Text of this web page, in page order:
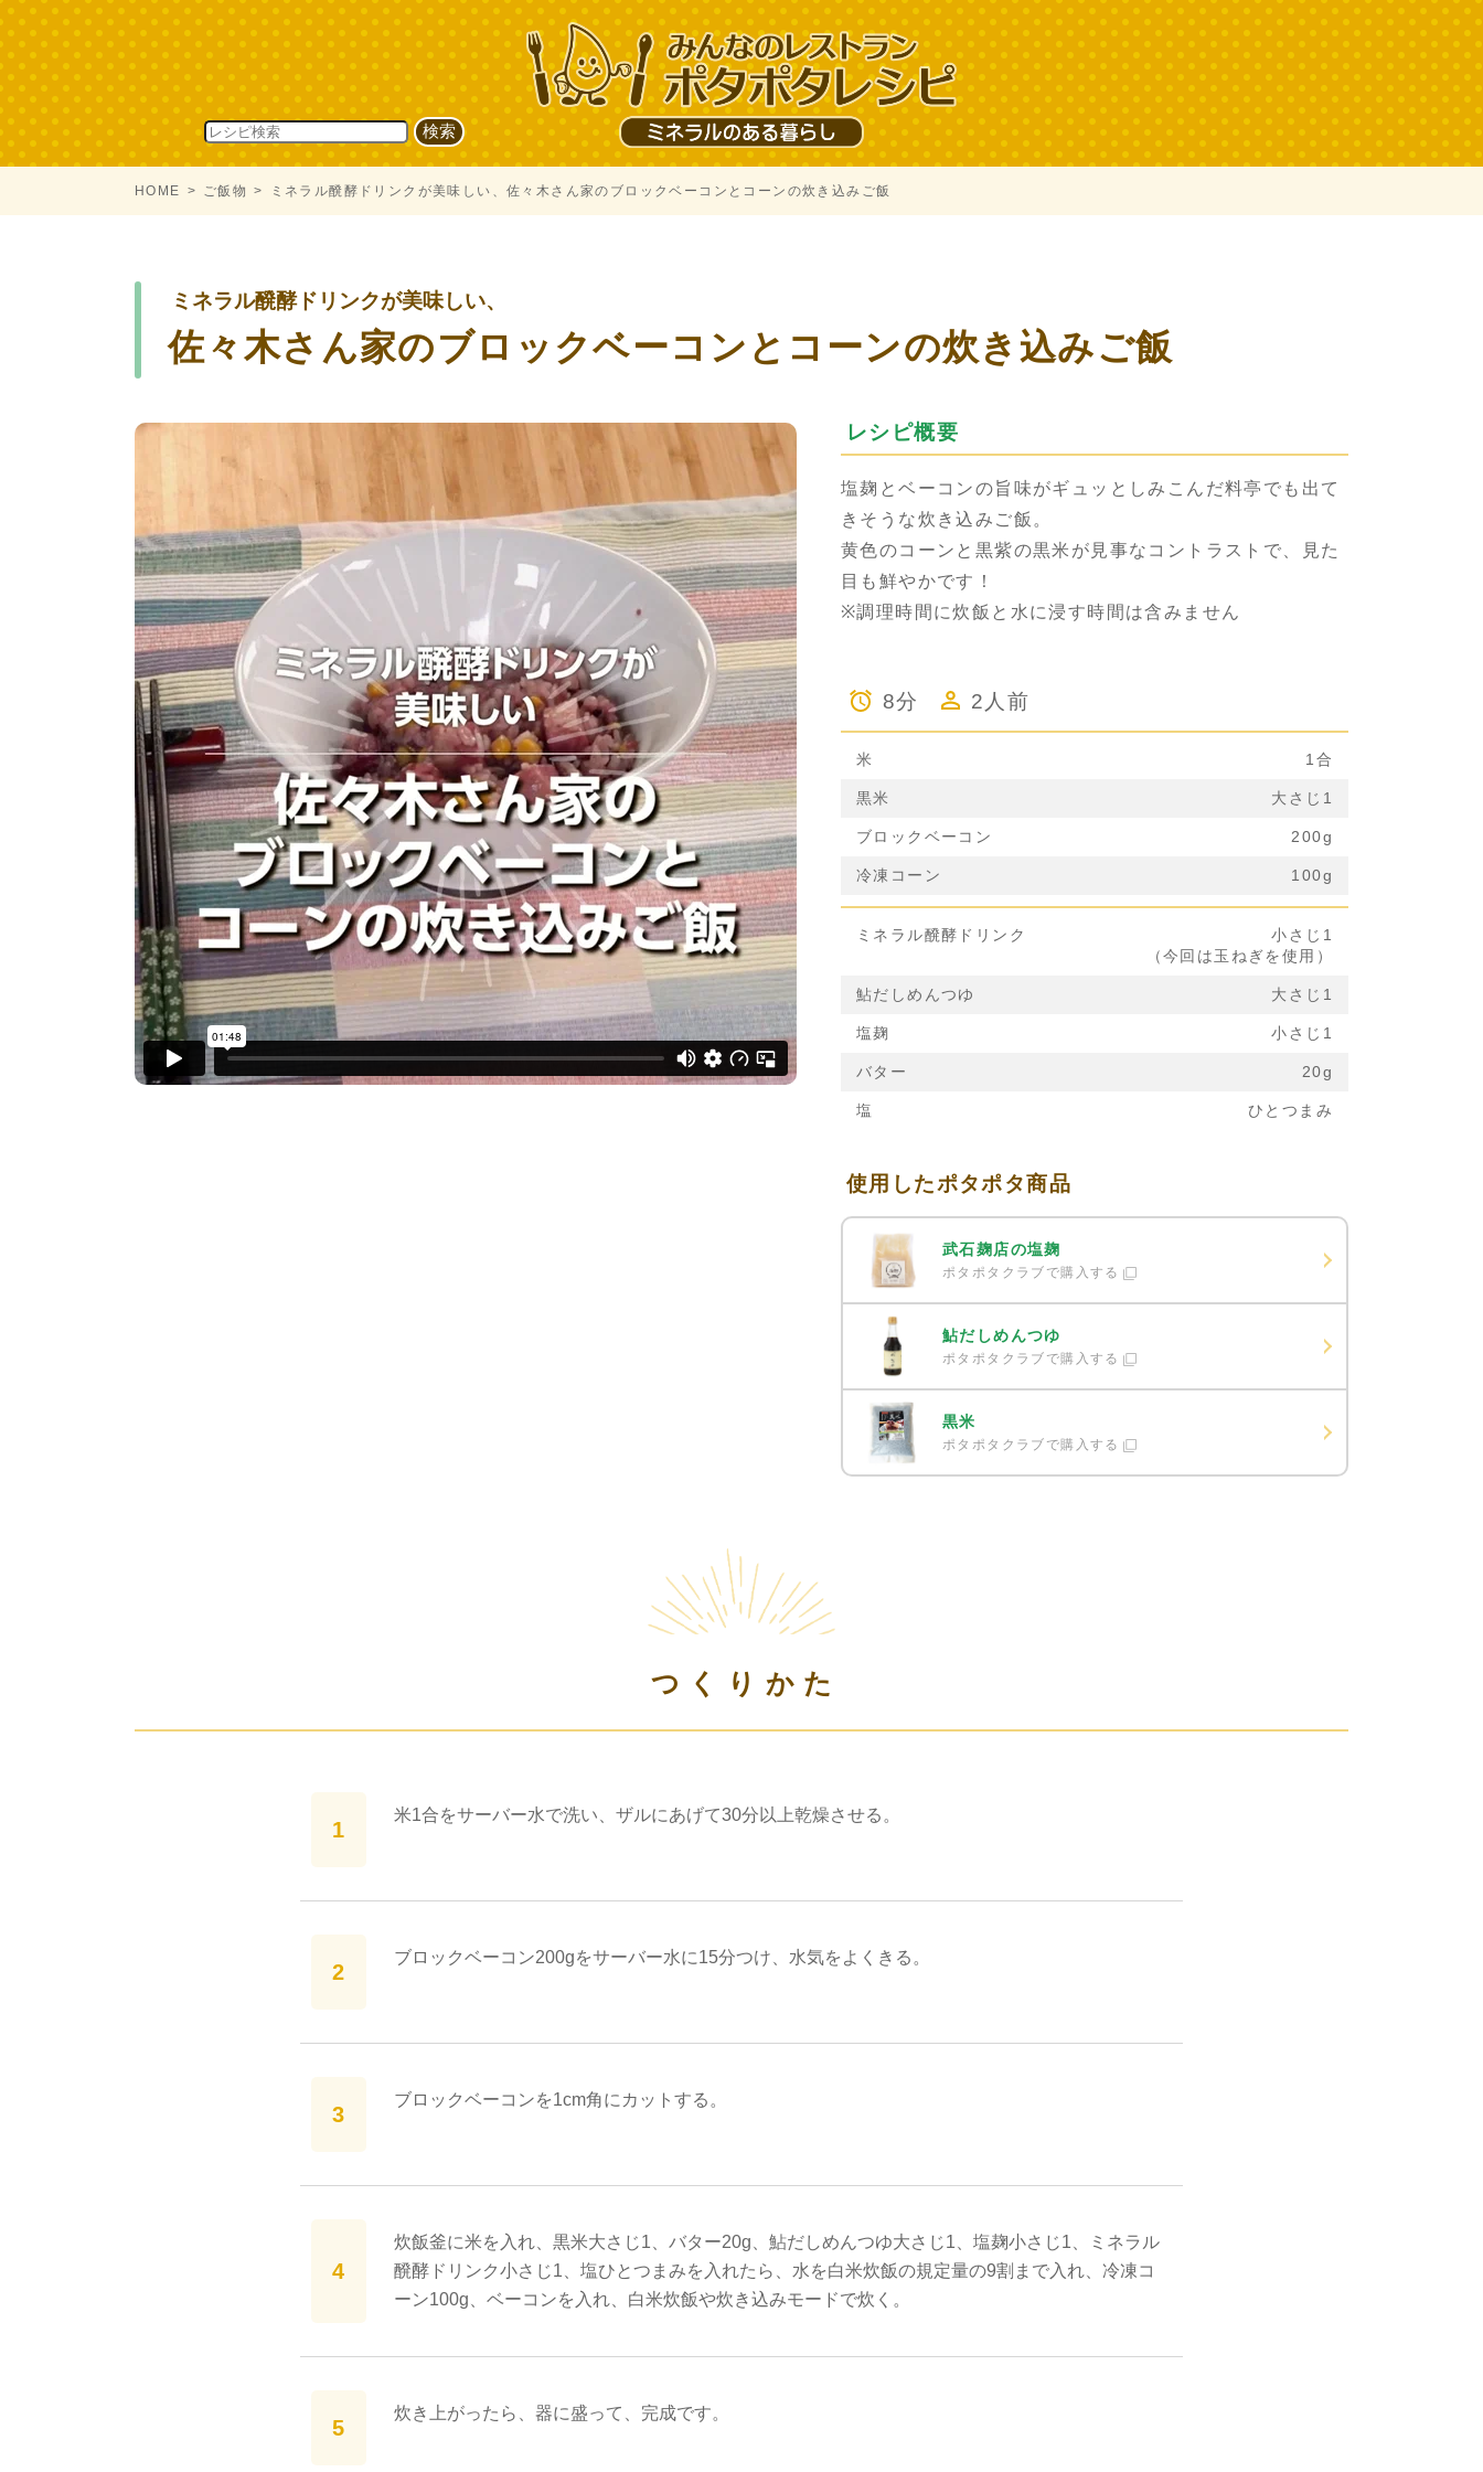
HOME ご飯物 ミネラル醗酵ドリンクが美味しい、佐々木さん家のブロックベーコンとコーンの炊き込みご飯
ミネラル醗酵ドリンクが美味しい、
佐々木さん家のブロックベーコンとコーンの炊き込みご飯
レシピ概要
塩麹とベーコンの旨味がギュッとしみこんだ料亭でも出て
きそうな炊き込みご飯。
黄色のコーンと黒紫の黒米が見事なコントラストで、見た
目も鮮やかです！
※調理時間に炊飯と水に浸す時間は含みません
8分 2人前
米 1合
黒米 大さじ1
ブロックベーコン 200g
冷凍コーン 100g
ミネラル醗酵ドリンク
小さじ1
（今回は玉ねぎを使用）
鮎だしめんつゆ 大さじ1
塩麹 小さじ1
バター 20g
塩 ひとつまみ
使用したポタポタ商品
武石麹店の塩麹
ポタポタクラブで購入する
鮎だしめんつゆ
ポタポタクラブで購入する
黒米
ポタポタクラブで購入する
つくりかた
米1合をサーバー水で洗い、ザルにあげて30分以上乾燥させる。
ブロックベーコン200gをサーバー水に15分つけ、水気をよくきる。
ブロックベーコンを1cm角にカットする。
炊飯釜に米を入れ、黒米大さじ1、バター20g、鮎だしめんつゆ大さじ1、塩麹小さじ1、ミネラル
醗酵ドリンク小さじ1、塩ひとつまみを入れたら、水を白米炊飯の規定量の9割まで入れ、冷凍コ
ーン100g、ベーコンを入れ、白米炊飯や炊き込みモードで炊く。
炊き上がったら、器に盛って、完成です。